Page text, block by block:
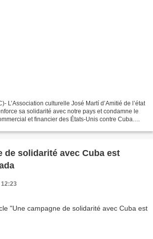
L’Association culturelle José Martí d’Amitié de l’état
sa solidarité avec notre pays et condamne le
et financier des États-Unis contre Cuba.
de solidarité avec Cuba est
12:23